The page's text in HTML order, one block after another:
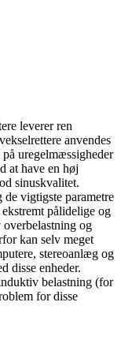
leverer ren
anvendes
uregelmæssigheder
at have en høj
sinuskvalitet.
vigtigste parametre
pålidelige og
overbelastning og
kan selv meget
stereoanlæg og
disse enheder.
belastning (for
for disse